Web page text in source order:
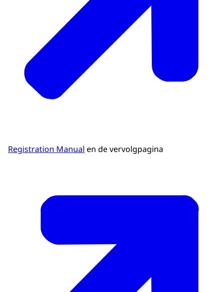
Registration Manual en de vervolgpagina